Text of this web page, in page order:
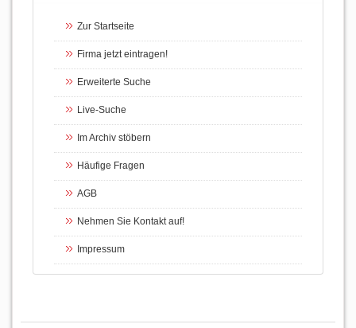
Zur Startseite
Firma jetzt eintragen!
Erweiterte Suche
Live-Suche
Im Archiv stöbern
Häufige Fragen
AGB
Nehmen Sie Kontakt auf!
Impressum